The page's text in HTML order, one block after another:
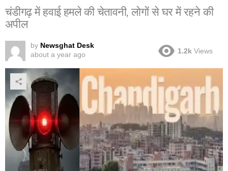
चंडीगढ़ में हवाई हमले की चेतावनी, लोगों से घर में रहने की
अपील
by Newsghat Desk
about a year ago
1.2k Views